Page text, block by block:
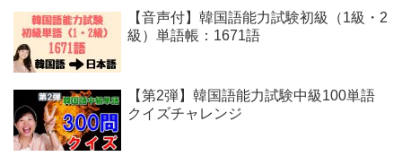
【音声付】韓国語能力試験初級（1級・2
級）単語帳：1671語
【第2弾】韓国語能力試験中級100単語
クイズチャレンジ